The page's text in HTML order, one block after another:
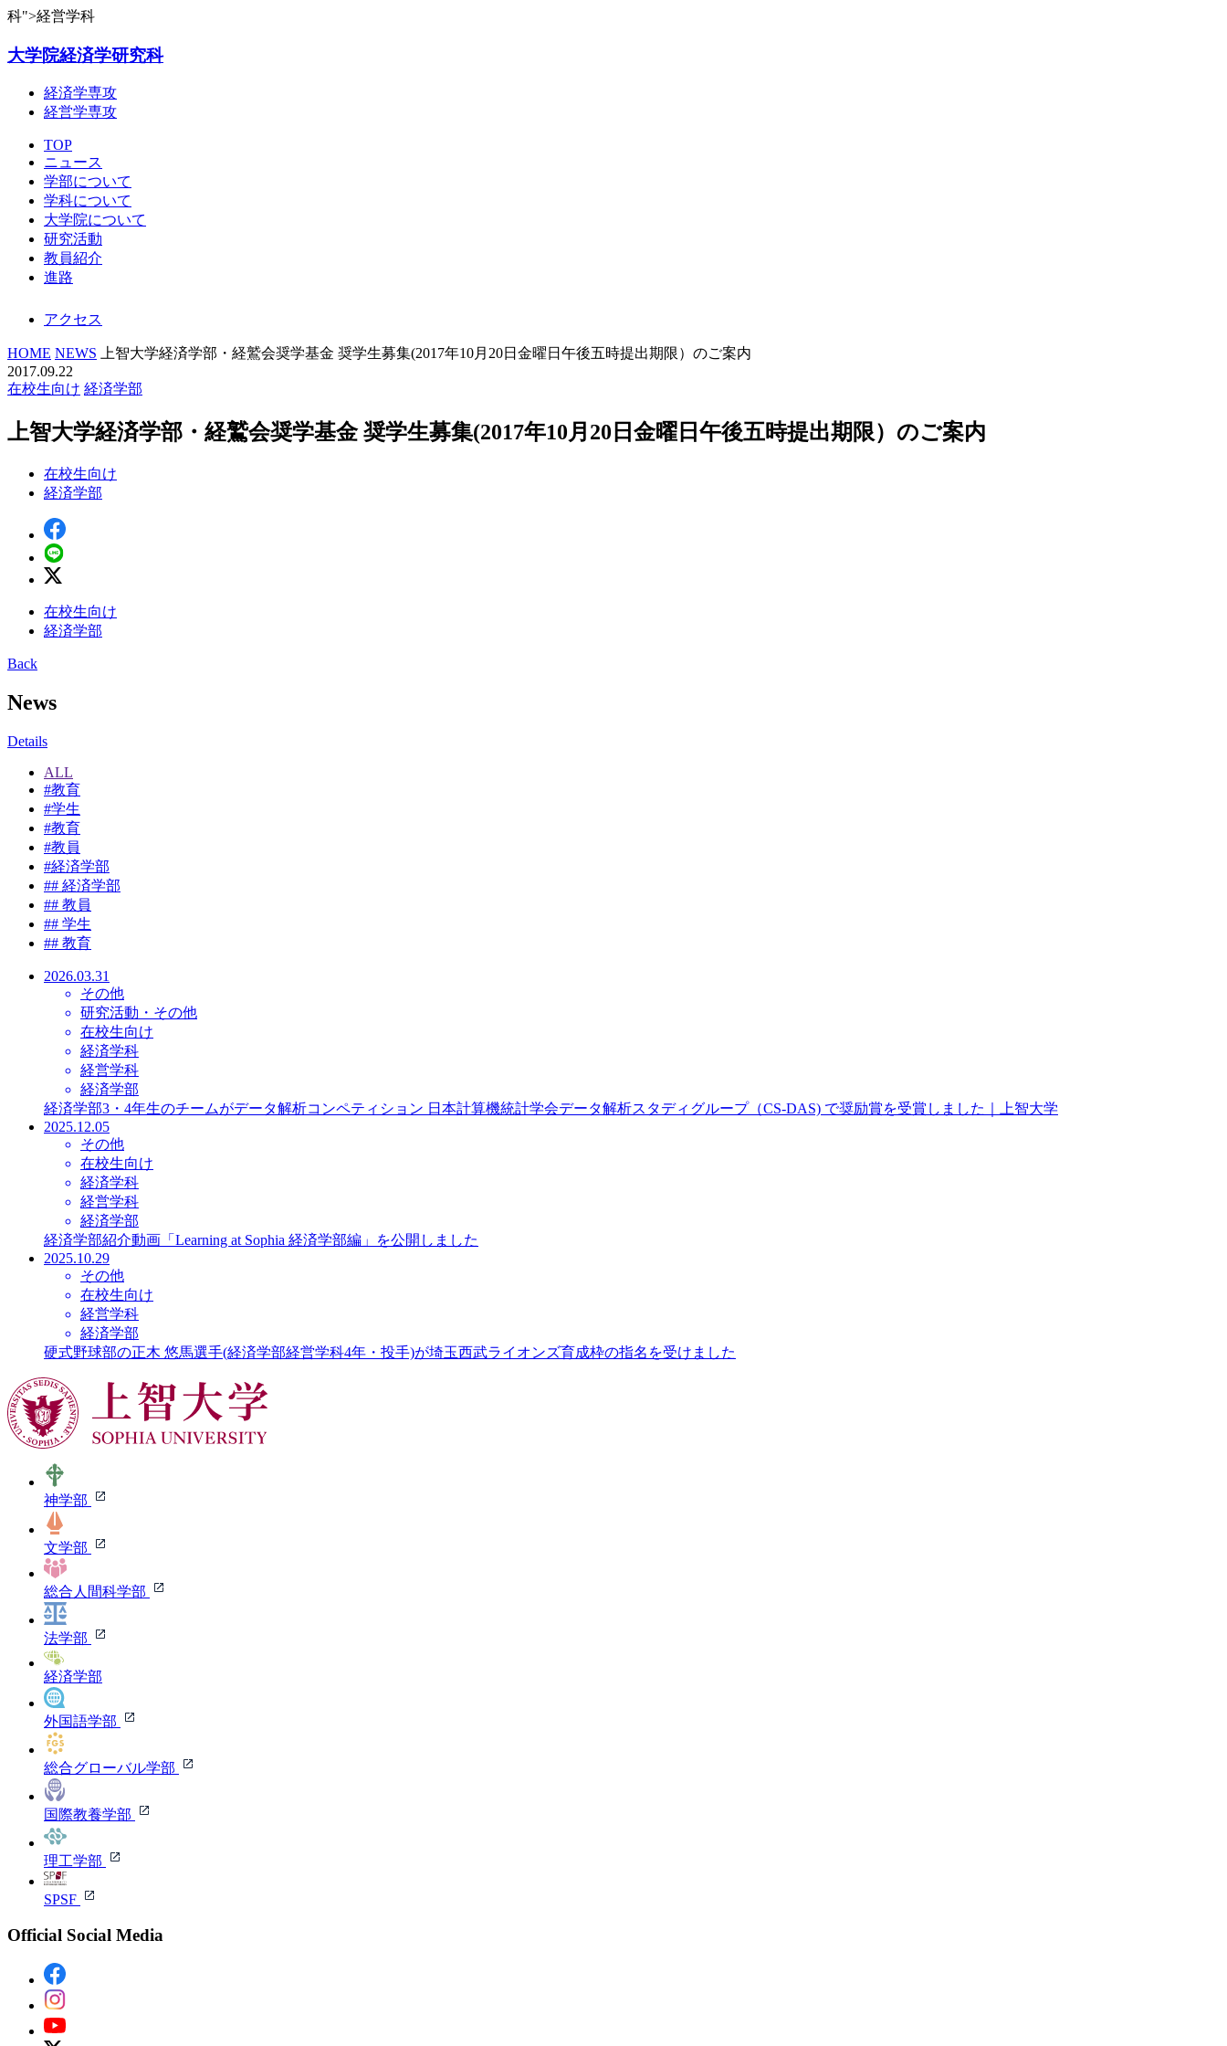
科">経営学科
大学院経済学研究科
経済学専攻
経営学専攻
TOP
ニュース
学部について
学科について
大学院について
研究活動
教員紹介
進路
アクセス
HOME NEWS 上智大学経済学部・経鷲会奨学基金 奨学生募集(2017年10月20日金曜日午後五時提出期限）のご案内
2017.09.22
在校生向け 経済学部
上智大学経済学部・経鷲会奨学基金 奨学生募集(2017年10月20日金曜日午後五時提出期限）のご案内
在校生向け
経済学部
在校生向け
経済学部
Back
News
Details
ALL
#教育
#学生
#教育
#教員
#経済学部
## 経済学部
## 教員
## 学生
## 教育
2026.03.31
その他
研究活動・その他
在校生向け
経済学科
経営学科
経済学部
経済学部3・4年生のチームがデータ解析コンペティション 日本計算機統計学会データ解析スタディグループ（CS-DAS) で奨励賞を受賞しました｜上智大学
2025.12.05
その他
在校生向け
経済学科
経営学科
経済学部
経済学部紹介動画「Learning at Sophia 経済学部編」を公開しました
2025.10.29
その他
在校生向け
経営学科
経済学部
硬式野球部の正木 悠馬選手(経済学部経営学科4年・投手)が埼玉西武ライオンズ育成枠の指名を受けました
神学部
文学部
総合人間科学部
法学部
経済学部
外国語学部
総合グローバル学部
国際教養学部
理工学部
SPSF
Official Social Media